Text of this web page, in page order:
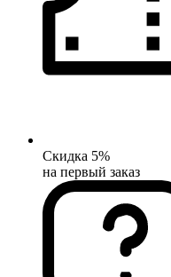
Скидка 5%
на первый заказ